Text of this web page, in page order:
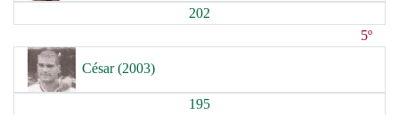
202
5º
César (2003)
195